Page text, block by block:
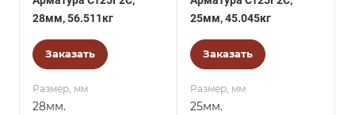
28мм, 56.511кг
Заказать
Размер, мм
28мм.
25мм, 45.045кг
Заказать
Размер, мм
25мм.